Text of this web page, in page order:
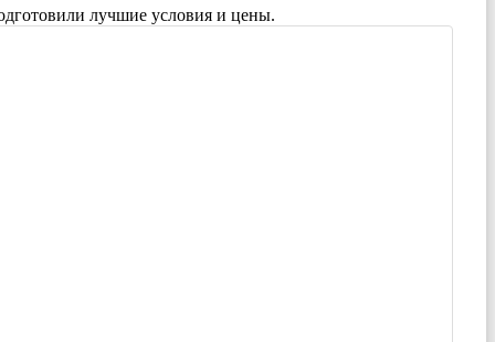
лучшие условия и цены.